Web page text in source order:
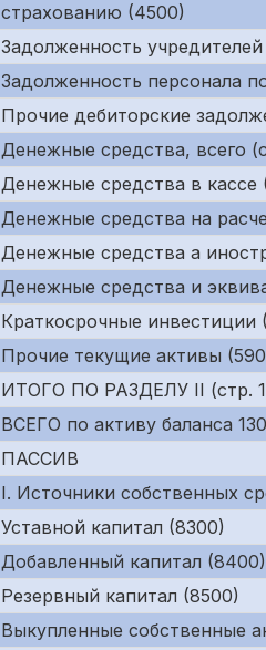
страхованию (4500)
Задолженность
Задолженность персонала
Прочие дебиторские
Денежные средства, всего
Денежные средства в кассе
Денежные средства на
Денежные средства а
Денежные средства и
Краткосрочные инвестиции
Прочие текущие активы
ИТОГО ПО РАЗДЕЛУ II (стр.
ВСЕГО по активу баланса
ПАССИВ
I. Источники собственных
Уставной капитал (8300)
Добавленный капитал (8400)
Резервный капитал (8500)
Выкупленные собственные